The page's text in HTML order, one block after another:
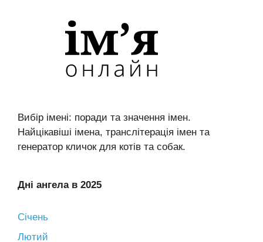
Вибір імені: поради та значення імен.
Найцікавіші імена, транслітерація імен та
генератор кличок для котів та собак.
Дні ангела в 2025
Січень
Лютий